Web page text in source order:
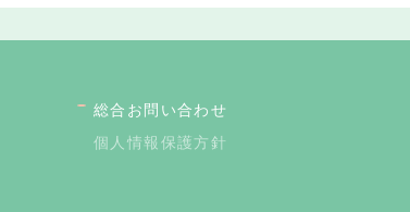
総合お問い合わせ
個人情報保護方針